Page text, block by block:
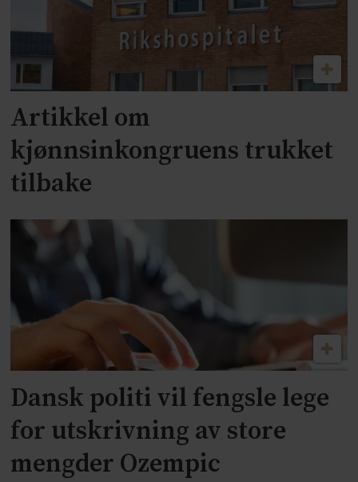
Artikkel om
kjønnsinkongruens trukket
tilbake
Dansk politi vil fengsle lege
for utskrivning av store
mengder Ozempic